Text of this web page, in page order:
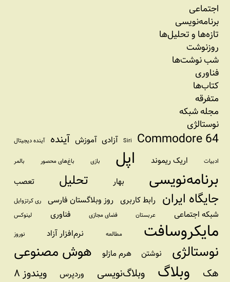
اجتماعی
برنامه‏‌نویسی
تازه‌‌ها و تحلیل‌ها
روزنوشت
شب نوشت‌ها
فناوری
کتاب‌ها
متفرقه
مجله شبکه
نوستالژی
Commodore 64
Siri آزادی آموزش آینده آینده دیجیتال
ادبیات اریک ریموند اپل بازی باغ‌های محصور بالمر
برنامه‌نویسی بهار تحلیل تعصب
جایگاه ایران رابط کاربری روز وبلاگستان فارسی ری کرتزوایل
شبکه اجتماعی عربستان فضای مجازی فناوری لینوکس
مایکروسافت مطالعه نرم‌افزار آزاد نوروز
نوستالژی نوشتن هرم مازلو هوش مصنوعی
هک وبلاگ وبلاگ‌نویسی وردپرس ویندوز ۸